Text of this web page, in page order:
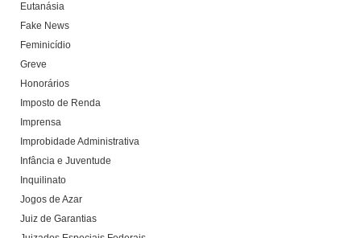
Eutanásia
Fake News
Feminicídio
Greve
Honorários
Imposto de Renda
Imprensa
Improbidade Administrativa
Infância e Juventude
Inquilinato
Jogos de Azar
Juiz de Garantias